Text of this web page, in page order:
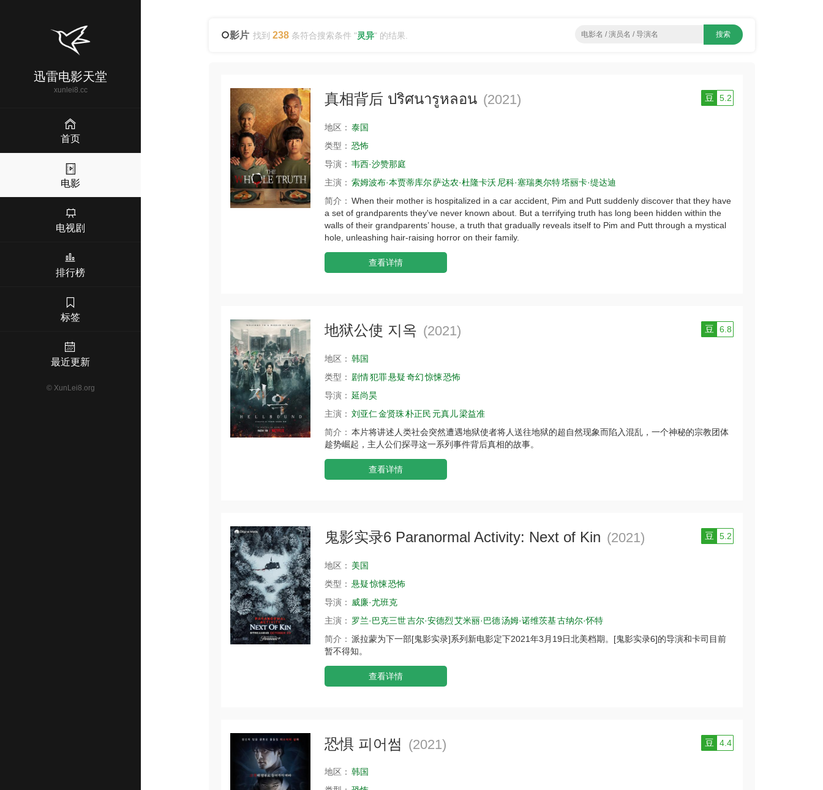
迅雷电影天堂
xunlei8.cc
首页
电影
电视剧
排行榜
标签
最近更新
© XunLei8.org
影片 找到238 条符合搜索条件 "灵异" 的结果.
真相背后 ปริศนารูหลอน (2021) 豆 5.2
地区： 泰国
类型： 恐怖
导演： 韦西·沙赞那庭
主演： 索姆波布·本贾蒂库尔萨达农·杜隆卡沃 尼科·塞瑞奥尔特塔丽卡·缇达迪
简介： When their mother is hospitalized in a car accident, Pim and Putt suddenly discover that they have
a set of grandparents they've never known about. But a terrifying truth has long been hidden within the
walls of their grandparents’ house, a truth that gradually reveals itself to Pim and Putt through a mystical
hole, unleashing hair-raising horror on their family.
查看详情
地狱公使 지옥 (2021) 豆 6.8
地区： 韩国
类型： 剧情犯罪悬疑奇幻惊悚恐怖
导演： 延尚昊
主演： 刘亚仁金贤珠朴正民 元真儿梁益准
简介： 本片将讲述人类社会突然遭遇地狱使者将人送往地狱的超自然现象而陷入混乱，一个神秘的宗教团体
趁势崛起，主人公们探寻这一系列事件背后真相的故事。
查看详情
鬼影实录6 Paranormal Activity: Next of Kin (2021) 豆 5.2
地区： 美国
类型： 悬疑惊悚恐怖
导演：
威廉·尤班克
主演： 罗兰·巴克三世吉尔·安德烈艾米丽·巴德汤姆·诺维茨基古纳尔·怀特
简介： 派拉蒙为下一部[鬼影实录]系列新电影定下2021年3月19日北美档期。[鬼影实录6]的导演和卡司目前
暂不得知。
查看详情
恐惧 피어썸 (2021) 豆 4.4
地区： 韩国